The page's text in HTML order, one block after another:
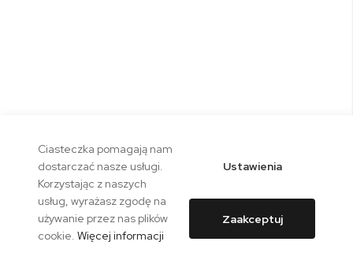
Ciasteczka pomagają nam
dostarczać nasze usługi.
Korzystając z naszych
usług, wyrażasz zgodę na
używanie przez nas plików
cookie. Więcej informacji
Ustawienia
Zaakceptuj